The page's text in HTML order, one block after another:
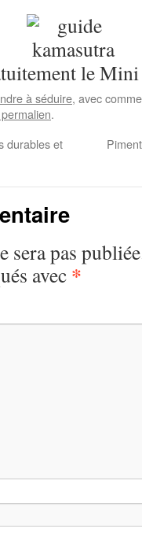
le
à séduire, avec
.
durables et
sera pas
avec *